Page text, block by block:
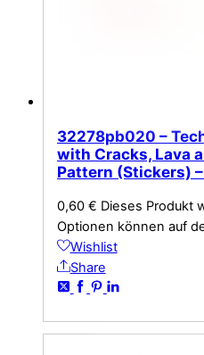
32278pb020 –
with Cracks, Lava
Pattern (Stickers)
0,60 € Dieses Produkt
Optionen können auf
Wishlist
Share